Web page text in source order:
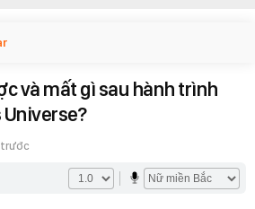
và mất gì sau hành trình